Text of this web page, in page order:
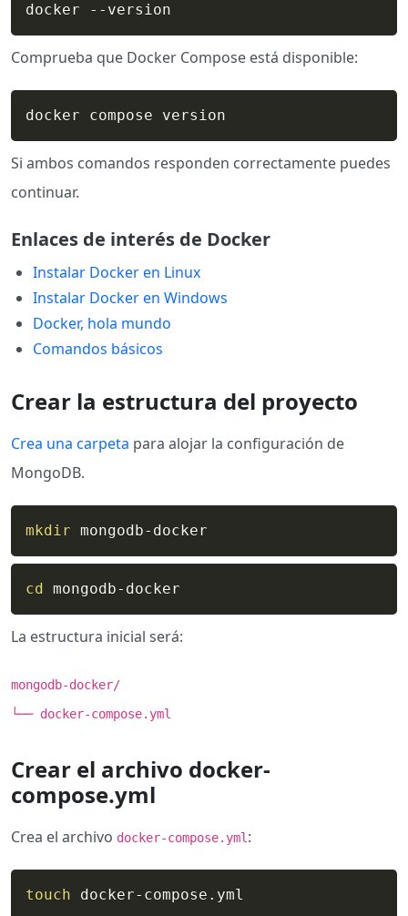
docker --version
Comprueba que Docker Compose está disponible:
docker compose version
Si ambos comandos responden correctamente puedes
continuar.
Enlaces de interés de Docker
Instalar Docker en Linux
Instalar Docker en Windows
Docker, hola mundo
Comandos básicos
Crear la estructura del proyecto
Crea una carpeta para alojar la configuración de
MongoDB.
mkdir mongodb-docker
cd mongodb-docker
La estructura inicial será:
mongodb-docker/
└── docker-compose.yml
Crear el archivo docker-
compose.yml
Crea el archivo docker-compose.yml :
touch docker-compose.yml